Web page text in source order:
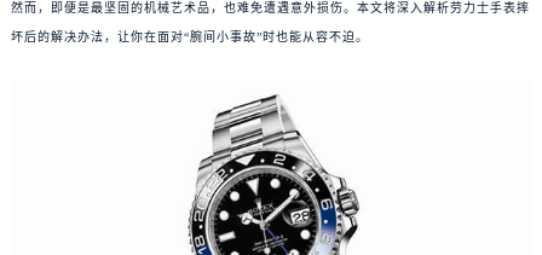
然而，即便是最坚固的机械艺术品，也难免遭遇意外损伤。本文将深入解析劳力士手表摔
坏后的解决办法，让你在面对“腕间小事故”时也能从容不迫。